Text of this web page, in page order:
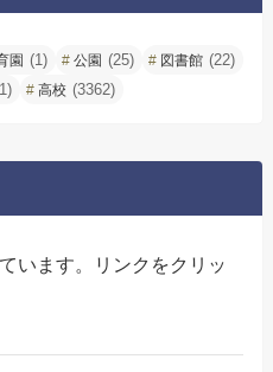
園 (1) 公園 (25) 図書館 (22)
高校 (3362)
います。リンクをクリッ